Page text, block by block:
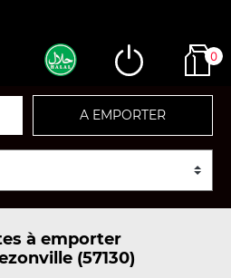
0
A EMPORTER
à emporter
(57130)